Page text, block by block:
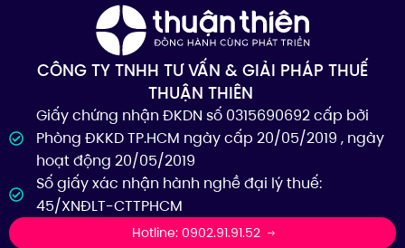
CÔNG TY TNHH TƯ VẤN & GIẢI PHÁP THUẾ
THUẬN THIÊN
Giấy chứng nhận ĐKDN số 0315690692 cấp bởi
Phòng ĐKKD TP.HCM ngày cấp 20/05/2019 , ngày
hoạt động 20/05/2019
Số giấy xác nhận hành nghề đại lý thuế:
45/XNĐLT-CTTPHCM
Hotline: 0902.91.91.52